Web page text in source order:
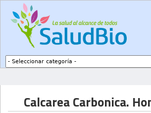
Calcarea Carbonica.